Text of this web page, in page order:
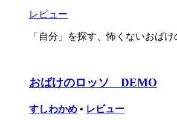
レビュー
「自分」を探す、怖くないおばけ
おばけのロッソ DEMO
すしわかめ • レビュー